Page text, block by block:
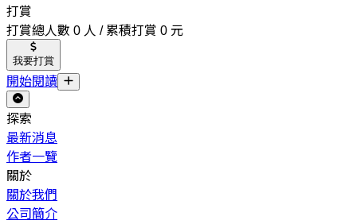
打賞
打賞總人數 0 人 / 累積打賞 0 元
我要打賞
開始閱讀
探索
最新消息
作者一覽
關於
關於我們
公司簡介